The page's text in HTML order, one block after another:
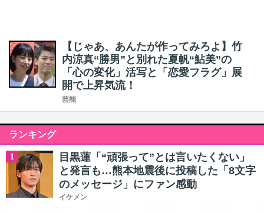
【じゃあ、あんたが作ってみろよ】竹
内涼真“勝男”と別れた夏帆“鮎美”の
「心の変化」活写と「恋愛フラグ」展
開で上昇気流！
芸能
ランキング
1
目黒蓮「“頑張って”とは言いたくない」
と発言も…熊本地震後に投稿した「8文字
のメッセージ」にファン感動
イケメン